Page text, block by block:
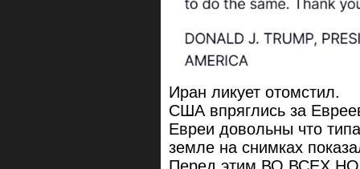
Иран ликует отомстил.
США впряглись за
Евреи довольны что
земле на снимках